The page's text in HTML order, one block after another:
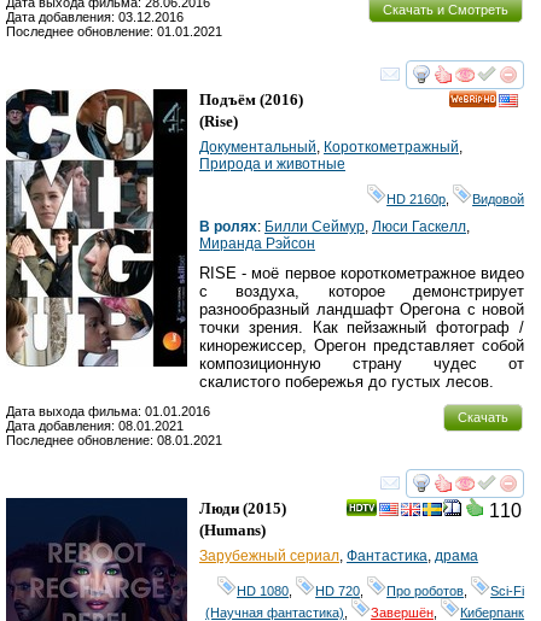
Скачать и Смотреть
Дата добавления: 03.12.2016
Последнее обновление: 01.01.2021
смотреть
Подъём (2016)
(Rise)
Документальный, Короткометражный,
Природа и животные
HD 2160р Видовой
В ролях: Билли Сеймур, Люси Гаскелл,
Миранда Рэйсон
RISE - моё первое короткометражное видео
с воздуха, которое демонстрирует
разнообразный ландшафт Орегона с новой
точки зрения. Как пейзажный фотограф /
кинорежиссер, Орегон представляет собой
композиционную страну чудес от
скалистого побережья до густых лесов.
Скачать
Дата выхода фильма: 01.01.2016
Дата добавления: 08.01.2021
Последнее обновление: 08.01.2021
смотреть
110
Люди (2015)
(Humans)
Зарубежный сериал, Фантастика, драма
HD 1080 HD 720 Про роботов
Sci-Fi
(Научная фантастика)
Завершён Киберпанк